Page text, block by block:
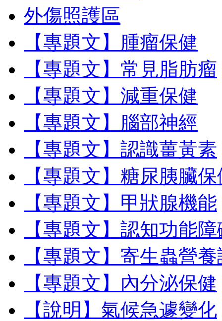
外傷照護區
【專題文】腫瘤保健
【專題文】常見脂肪瘤
【專題文】減重保健
【專題文】腦部神經
【專題文】認識薑黃素
【專題文】糖尿胰臟
【專題文】甲狀腺機能
【專題文】認知功能
【專題文】寄生蟲營
【專題文】內分泌保健
【說明】氣候急遽變化